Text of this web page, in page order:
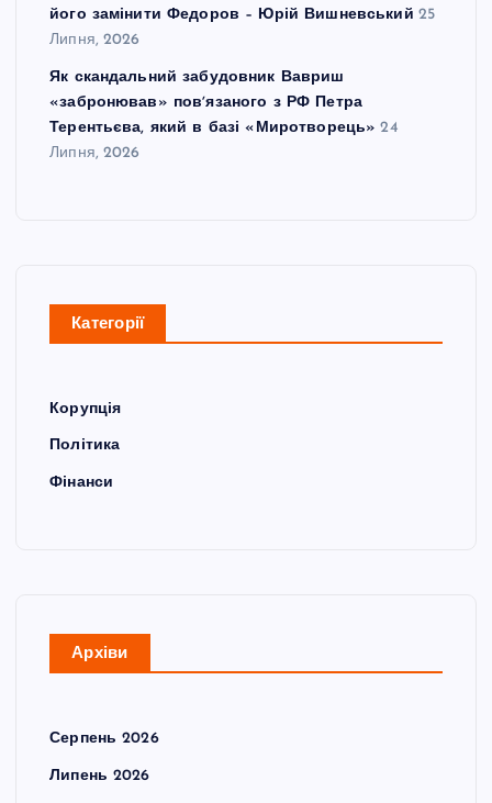
його замінити Федоров – Юрій Вишневський 25
Липня, 2026
Як скандальний забудовник Вавриш
«забронював» повʼязаного з РФ Петра
Терентьєва, який в базі «Миротворець» 24
Липня, 2026
Категорії
Корупція
Політика
Фінанси
Архіви
Серпень 2026
Липень 2026